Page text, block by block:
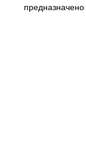
предназначено